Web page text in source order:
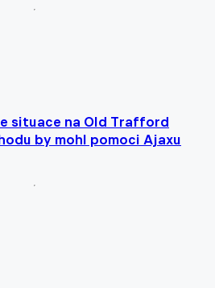
situace na Old Trafford
by mohl pomoci Ajaxu